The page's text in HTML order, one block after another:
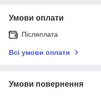
Умови оплати
Післяплата
Всі умови оплати
Умови повернення